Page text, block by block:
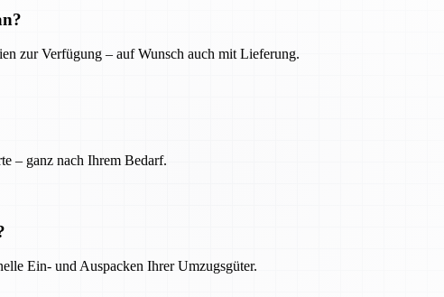
zur Verfügung – auf Wunsch auch mit Lieferung.
– ganz nach Ihrem Bedarf.
Ein- und Auspacken Ihrer Umzugsgüter.